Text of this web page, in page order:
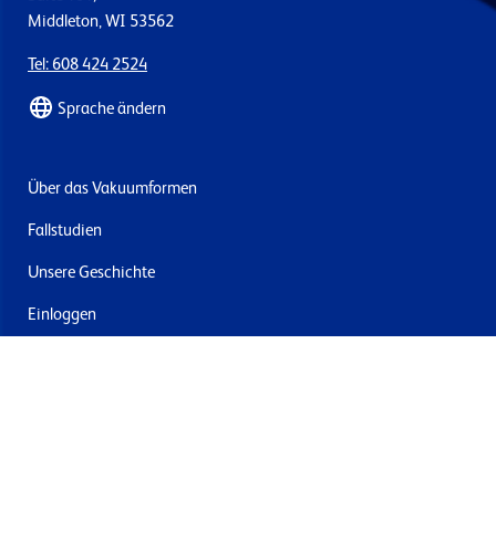
Middleton, WI 53562
Tel: 608 424 2524
Sprache ändern
Über das Vakuumformen
Fallstudien
Unsere Geschichte
Einloggen